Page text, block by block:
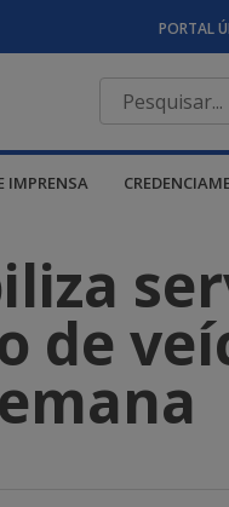
PORTAL
IMPRENSA
de